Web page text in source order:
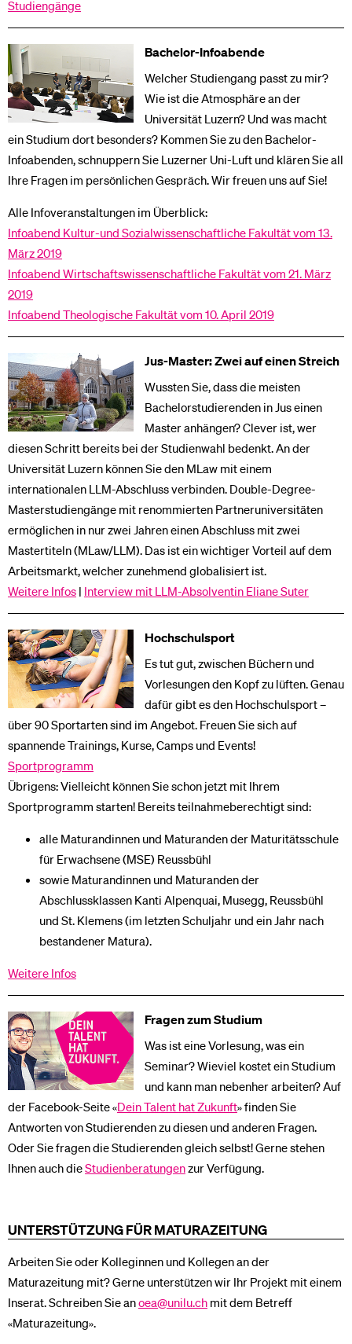
Studiengänge
Bachelor-Infoabende
Welcher Studiengang passt zu mir?
Wie ist die Atmosphäre an der
Universität Luzern? Und was macht
ein Studium dort besonders? Kommen Sie zu den Bachelor-
Infoabenden, schnuppern Sie Luzerner Uni-Luft und klären Sie all
Ihre Fragen im persönlichen Gespräch. Wir freuen uns auf Sie!
Alle Infoveranstaltungen im Überblick:
Infoabend Kultur-und Sozialwissenschaftliche Fakultät vom 13.
März 2019
Infoabend Wirtschaftswissenschaftliche Fakultät vom 21. März
2019
Infoabend Theologische Fakultät vom 10. April 2019
Jus-Master: Zwei auf einen Streich
Wussten Sie, dass die meisten
Bachelorstudierenden in Jus einen
Master anhängen? Clever ist, wer
diesen Schritt bereits bei der Studienwahl bedenkt. An der
Universität Luzern können Sie den MLaw mit einem
internationalen LLM-Abschluss verbinden. Double-Degree-
Masterstudiengänge mit renommierten Partneruniversitäten
ermöglichen in nur zwei Jahren einen Abschluss mit zwei
Mastertiteln (MLaw/LLM). Das ist ein wichtiger Vorteil auf dem
Arbeitsmarkt, welcher zunehmend globalisiert ist.
Weitere Infos | Interview mit LLM-Absolventin Eliane Suter
Hochschulsport
Es tut gut, zwischen Büchern und
Vorlesungen den Kopf zu lüften. Genau
dafür gibt es den Hochschulsport –
über 90 Sportarten sind im Angebot. Freuen Sie sich auf
spannende Trainings, Kurse, Camps und Events!
Sportprogramm
Übrigens: Vielleicht können Sie schon jetzt mit Ihrem
Sportprogramm starten! Bereits teilnahmeberechtigt sind:
alle Maturandinnen und Maturanden der Maturitätsschule
für Erwachsene (MSE) Reussbühl
sowie Maturandinnen und Maturanden der
Abschlussklassen Kanti Alpenquai, Musegg, Reussbühl
und St. Klemens (im letzten Schuljahr und ein Jahr nach
bestandener Matura).
Weitere Infos
Fragen zum Studium
Was ist eine Vorlesung, was ein
Seminar? Wieviel kostet ein Studium
und kann man nebenher arbeiten? Auf
der Facebook-Seite «Dein Talent hat Zukunft» finden Sie
Antworten von Studierenden zu diesen und anderen Fragen.
Oder Sie fragen die Studierenden gleich selbst! Gerne stehen
Ihnen auch dieStudienberatungenzur Verfügung.
UNTERSTÜTZUNG FÜR MATURAZEITUNG
Arbeiten Sie oder Kolleginnen und Kollegen an der
Maturazeitung mit? Gerne unterstützen wir Ihr Projekt mit einem
Inserat. Schreiben Sie anoea@unilu.ch mit dem Betreff
«Maturazeitung».